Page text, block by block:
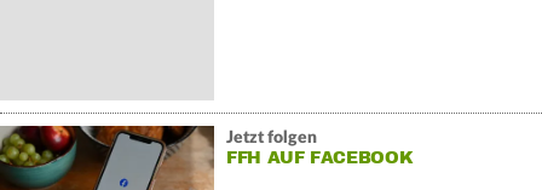
Jetzt folgen
FFH AUF FACEBOOK